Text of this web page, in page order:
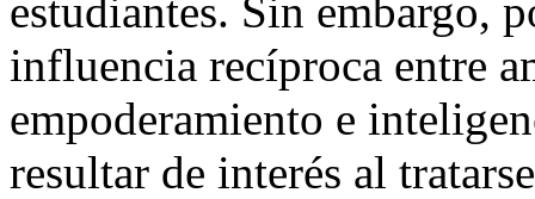
estudiantes. Sin embargo,
influencia recíproca entre
empoderamiento e
resultar de interés al